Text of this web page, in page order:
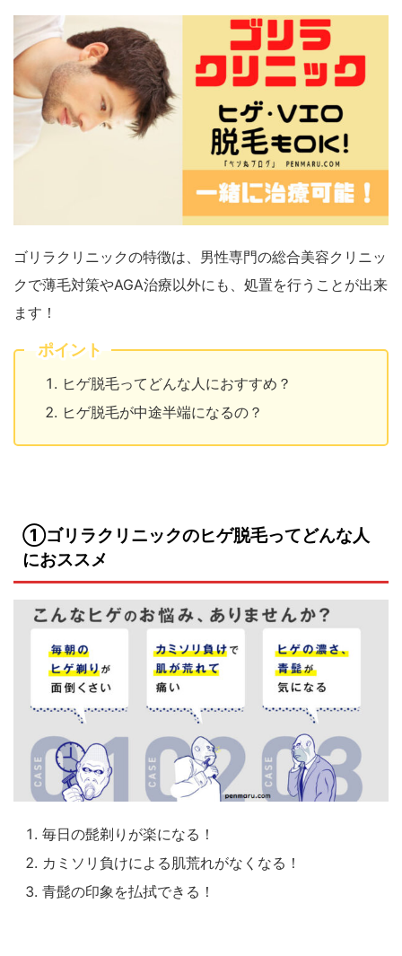
ゴリラクリニックの特徴は、男性専門の総合美容クリニッ
クで薄毛対策やAGA治療以外にも、処置を行うことが出来
ます！
ポイント
ヒゲ脱毛ってどんな人におすすめ？
ヒゲ脱毛が中途半端になるの？
①ゴリラクリニックのヒゲ脱毛ってどんな人
におススメ
毎日の髭剃りが楽になる！
カミソリ負けによる肌荒れがなくなる！
青髭の印象を払拭できる！